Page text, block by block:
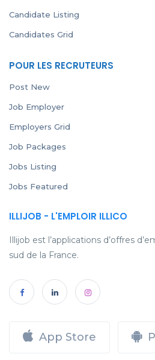
Candidate Listing
Candidates Grid
POUR LES RECRUTEURS
Post New
Job Employer
Employers Grid
Job Packages
Jobs Listing
Jobs Featured
ILLIJOB - L'EMPLOIR ILLICO
Illijob est l’applications d’offres
sud de la France.
App Store